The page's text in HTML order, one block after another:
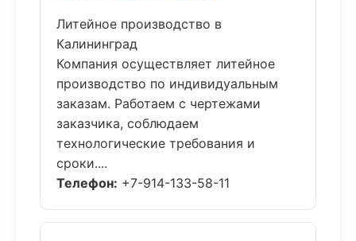
Литейное производство в
Калининград
Компания осуществляет литейное
производство по индивидуальным
заказам. Работаем с чертежами
заказчика, соблюдаем
технологические требования и
сроки....
Телефон: +7-914-133-58-11